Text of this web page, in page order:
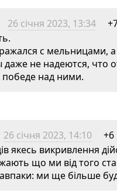
26 січня 2023, 13:34
с мельницами,
даже не надеются, что
победе над ними.
26 січня 2023, 14:10
+6
якесь викривлення
що ми від того
ми ще більше